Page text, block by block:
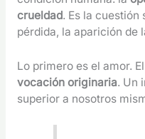
crueldad. Es la cuestión
pérdida, la aparición de
Lo primero es el amor. El
vocación originaria. Un
superior a nosotros